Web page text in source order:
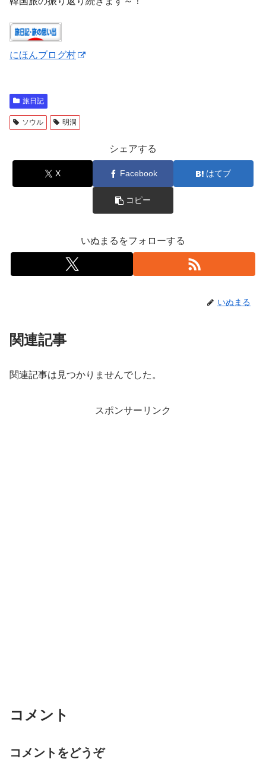
にほんブログ村
旅日記
ソウル 明洞
シェアする
X Facebook はてブ
コピー
いぬまるをフォローする
いぬまる
関連記事
関連記事は見つかりませんでした。
スポンサーリンク
コメント
コメントをどうぞ